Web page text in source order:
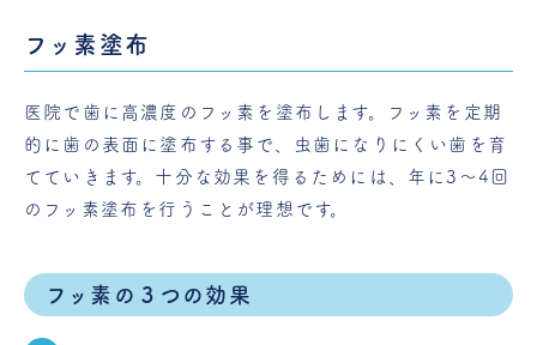
フッ素塗布
医院で歯に高濃度のフッ素を塗布します。フッ素を定期
的に歯の表面に塗布する事で、虫歯になりにくい歯を育
てていきます。十分な効果を得るためには、年に3～4回
のフッ素塗布を行うことが理想です。
フッ素の３つの効果